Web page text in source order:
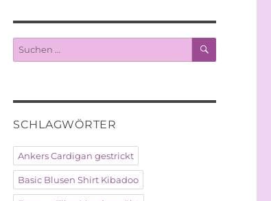
Suche
nach:
SUCHEN
SCHLAGWÖRTER
Ankers Cardigan gestrickt
Basic Blusen Shirt Kibadoo